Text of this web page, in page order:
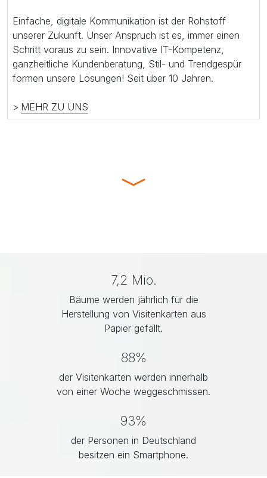
Einfache, digitale Kommunikation ist der Rohstoff
unserer Zukunft. Unser Anspruch ist es, immer einen
Schritt voraus zu sein. Innovative IT-Kompetenz,
ganzheitliche Kundenberatung, Stil- und Trendgespür
formen unsere Lösungen! Seit über 10 Jahren.
> MEHR ZU UNS
7,2 Mio.
Bäume werden jährlich für die
Herstellung von Visitenkarten aus
Papier gefällt.
88%
der Visitenkarten werden innerhalb
von einer Woche weggeschmissen.
93%
der Personen in Deutschland
besitzen ein Smartphone.